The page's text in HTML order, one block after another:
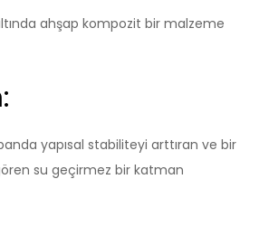
ahşap kompozit bir malzeme
yapısal stabiliteyi arttıran ve bir
su geçirmez bir katman